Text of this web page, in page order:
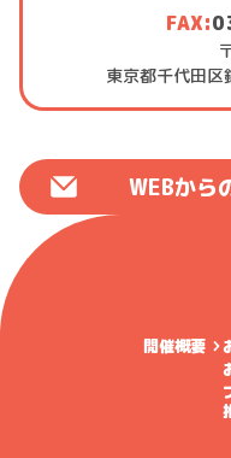
FAX:
東京都千代田
WEBから
開催概要